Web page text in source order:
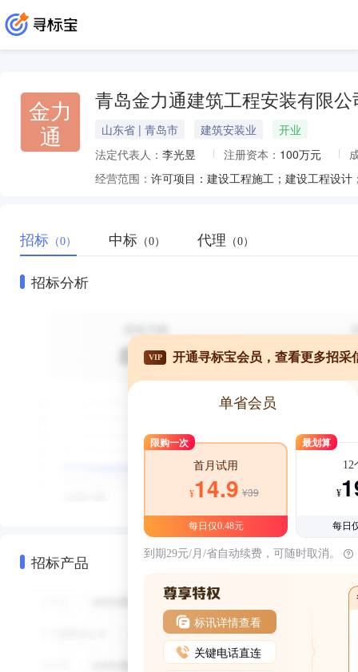
金力
通
青岛金力通建筑工程安装有限公
山东省 | 青岛市 建筑安装业
开业
法定代表人： 李光昱 注册资本： 100万元
经营范围：
招标 （0） 中标 （0） 代理 （0）
招标分析
招标产品
VIP 开通寻标宝会员，查看更多招采
单省会员
限购一次
首月试用
¥14.9 ¥39
每日仅0.48元
最划算
12
¥
每日
到期29元/月/省自动续费，可随时取消。
标讯详情查看
关键电话直连